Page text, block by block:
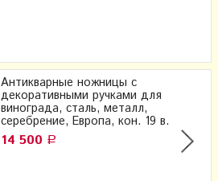
Антикварные ножницы с
декоративными ручками для
винограда, сталь, металл,
серебрение, Европа, кон. 19 в.
14 500 Р